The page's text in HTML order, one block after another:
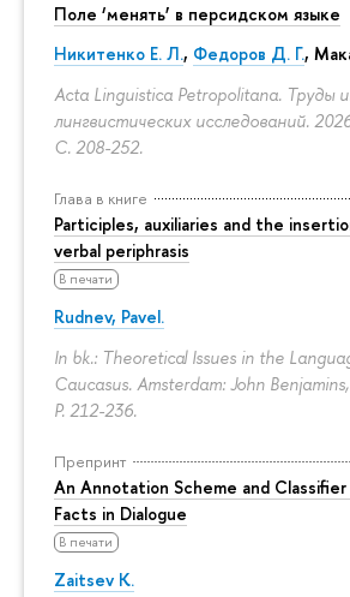
Поле ‘менять’ в персидском языке
Никитенко Е. Л., Федоров Д. Г.,
Acta Linguistica Petropolitana. Труды
лингвистических исследований.
С. 208-252.
Глава в книге
Participles, auxiliaries and the
verbal periphrasis
В печати
Rudnev, Pavel.
In bk.: Theoretical Issues in the
Caucasus. Amsterdam: John
P. 212-236.
Препринт
An Annotation Scheme and
Facts in Dialogue
В печати
Zaitsev K.